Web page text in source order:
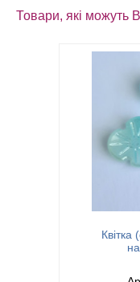
Товари, які можуть